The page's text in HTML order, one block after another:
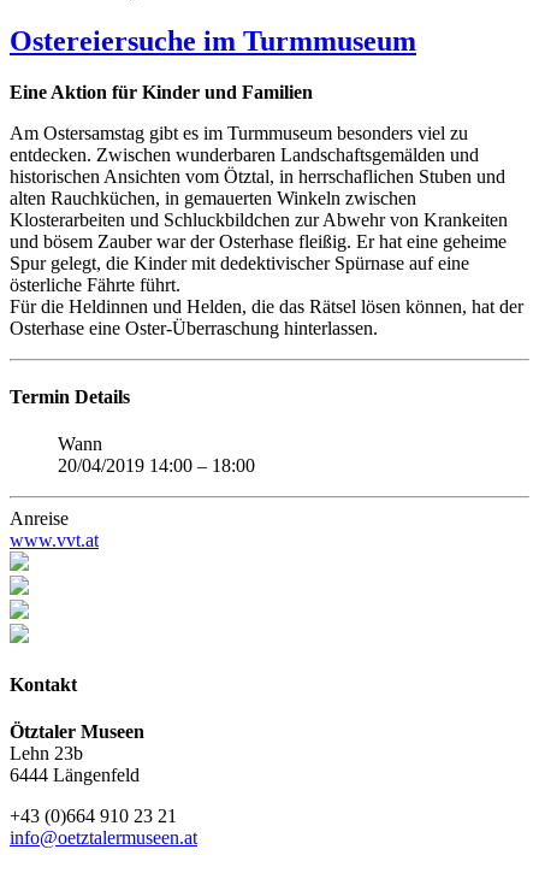
Ostereiersuche im Turmmuseum
Eine Aktion für Kinder und Familien
Am Ostersamstag gibt es im Turmmuseum besonders viel zu
entdecken. Zwischen wunderbaren Landschaftsgemälden und
historischen Ansichten vom Ötztal, in herrschaflichen Stuben und
alten Rauchküchen, in gemauerten Winkeln zwischen
Klosterarbeiten und Schluckbildchen zur Abwehr von Krankeiten
und bösem Zauber war der Osterhase fleißig. Er hat eine geheime
Spur gelegt, die Kinder mit dedektivischer Spürnase auf eine
österliche Fährte führt.
Für die Heldinnen und Helden, die das Rätsel lösen können, hat der
Osterhase eine Oster-Überraschung hinterlassen.
Termin Details
Wann
20/04/2019 14:00 – 18:00
Anreise
www.vvt.at
Kontakt
Ötztaler Museen
Lehn 23b
6444 Längenfeld
+43 (0)664 910 23 21
info@oetztalermuseen.at